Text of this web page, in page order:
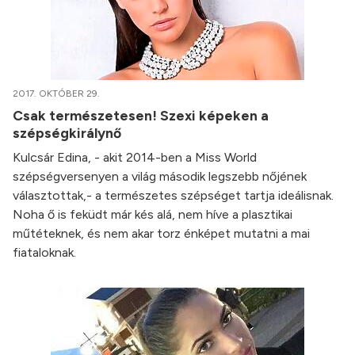
2017. OKTÓBER 29.
Csak természetesen! Szexi képeken a
szépségkirálynő
Kulcsár Edina, - akit 2014-ben a Miss World
szépségversenyen a világ második legszebb nőjének
választottak,- a természetes szépséget tartja ideálisnak.
Noha ő is feküdt már kés alá, nem híve a plasztikai
műtéteknek, és nem akar torz énképet mutatni a mai
fiataloknak.